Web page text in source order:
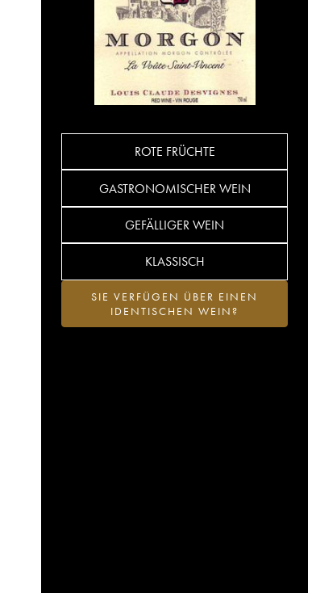
ROTE FRÜCHTE
GASTRONOMISCHER WEIN
GEFÄLLIGER WEIN
KLASSISCH
SIE VERFÜGEN ÜBER EINEN
IDENTISCHEN WEIN?